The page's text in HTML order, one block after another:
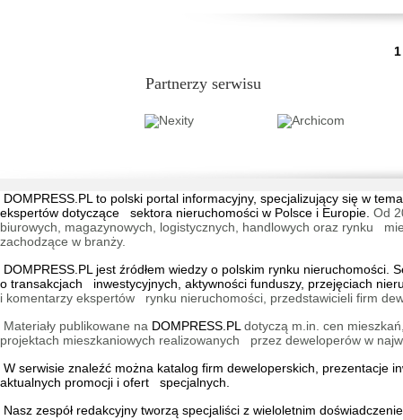
1
Partnerzy serwisu
DOMPRESS.PL to polski portal informacyjny, specjalizujący się w
ekspertów dotyczące sektora nieruchomości w Polsce i Europie. Od
biurowych, magazynowych, logistycznych, handlowych oraz rynku
zachodzące w branży.
DOMPRESS.PL jest źródłem wiedzy o polskim rynku
o transakcjach inwestycyjnych, aktywności funduszy, przejęciach
i komentarzy ekspertów rynku nieruchomości, przedstawicieli firm
Materiały publikowane na DOMPRESS.PL dotyczą m.in. cen
projektach mieszkaniowych realizowanych przez deweloperów w
W serwisie znaleźć można katalog firm deweloperskich , prezentacje
aktualnych promocji i ofert specjalnych.
Nasz zespół redakcyjny tworzą specjaliści z wieloletnim